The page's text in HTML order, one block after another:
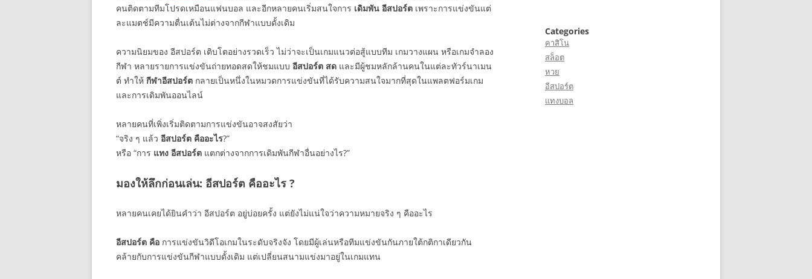
คนติดตามทีมโปรดเหมือนแฟนบอล และอีกหลายคนเริ่มสนใจการ เดิมพัน อีสปอร์ต เพราะการแข่งขันแต่
ละแมตช์มีความตื่นเต้นไม่ต่างจากกีฬาแบบดั้งเดิม
ความนิยมของ อีสปอร์ต เติบโตอย่างรวดเร็ว ไม่ว่าจะเป็นเกมแนวต่อสู้แบบทีม เกมวางแผน หรือเกมจำลอง
กีฬา หลายรายการแข่งขันถ่ายทอดสดให้ชมแบบ อีสปอร์ต สด และมีผู้ชมหลักล้านคนในแต่ละทัวร์นาเมน
ต์ ทำให้ กีฬาอีสปอร์ต กลายเป็นหนึ่งในหมวดการแข่งขันที่ได้รับความสนใจมากที่สุดในแพลตฟอร์มเกม
และการเดิมพันออนไลน์
หลายคนที่เพิ่งเริ่มติดตามการแข่งขันอาจสงสัยว่า
“จริง ๆ แล้ว อีสปอร์ต คืออะไร?”
หรือ “การ แทง อีสปอร์ต แตกต่างจากการเดิมพันกีฬาอื่นอย่างไร?”
มองให้ลึกก่อนเล่น: อีสปอร์ต คืออะไร ?
หลายคนเคยได้ยินคำว่า อีสปอร์ต อยู่บ่อยครั้ง แต่ยังไม่แน่ใจว่าความหมายจริง ๆ คืออะไร
อีสปอร์ต คือ การแข่งขันวิดีโอเกมในระดับจริงจัง โดยมีผู้เล่นหรือทีมแข่งขันกันภายใต้กติกาเดียวกัน
คล้ายกับการแข่งขันกีฬาแบบดั้งเดิม แต่เปลี่ยนสนามแข่งมาอยู่ในเกมแทน
Categories
คาสิโน
สล็อต
หวย
อีสปอร์ต
แทงบอล